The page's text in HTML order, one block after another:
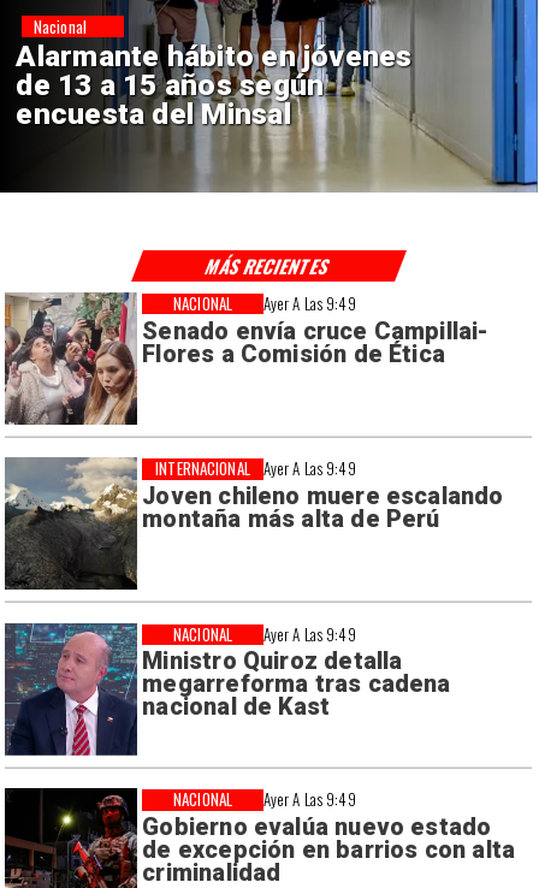
Aprueban creación del Parque
Sebastián Piñera con inversión
de $4 mil millones
Regiones
Ayer A Las 9:49
Senado envía cruce Campillai-
Flores a Comisión de Ética
NACIONAL
Ayer A Las 9:49
Joven chileno muere escalando
montaña más alta de Perú
INTERNACIONAL
Ayer A Las 9:49
Ministro Quiroz detalla
megarreforma tras cadena
nacional de Kast
NACIONAL
Ayer A Las 9:49
Gobierno evalúa nuevo estado
de excepción en barrios con alta
criminalidad
NACIONAL
MÁS RECIENTES